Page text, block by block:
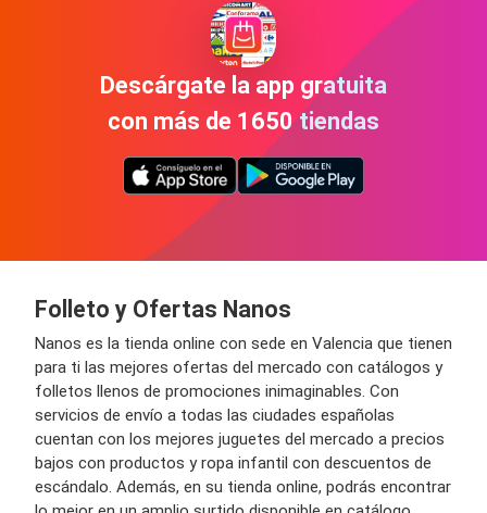
Descárgate la app gratuita
con más de 1650 tiendas
Folleto y Ofertas Nanos
Nanos es la tienda online con sede en Valencia que tienen
para ti las mejores ofertas del mercado con catálogos y
folletos llenos de promociones inimaginables. Con
servicios de envío a todas las ciudades españolas
cuentan con los mejores juguetes del mercado a precios
bajos con productos y ropa infantil con descuentos de
escándalo. Además, en su tienda online, podrás encontrar